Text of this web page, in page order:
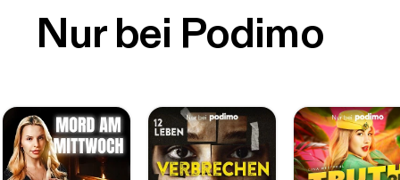
Nur bei Podimo